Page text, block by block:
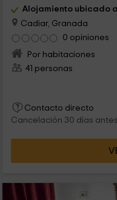
Alojamiento ubicado
Cadiar, Granada
0 opiniones
Por habitaciones
41 personas
Contacto directo
Cancelación 30 días antes